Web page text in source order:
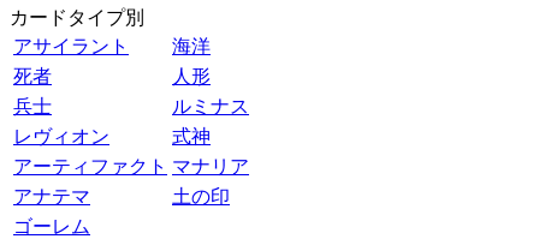
カードタイプ別
アサイラント
海洋
死者
人形
兵士
ルミナス
レヴィオン
式神
アーティファクト マナリア
アナテマ
土の印
ゴーレム